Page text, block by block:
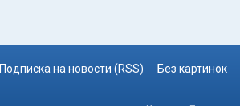
Подписка на новости (RSS) Без картинок